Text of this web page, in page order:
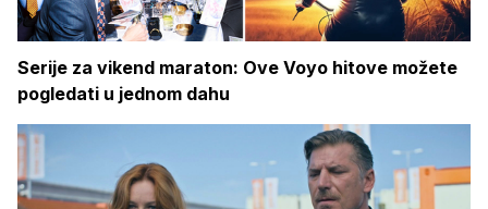
Serije za vikend maraton: Ove Voyo hitove možete
pogledati u jednom dahu